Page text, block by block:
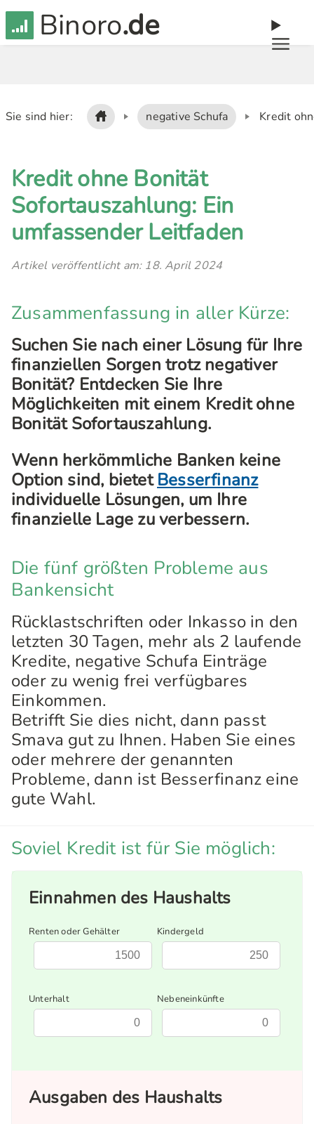
Binoro.de
Sie sind hier: negative Schufa Kredit
Kredit ohne Bonität
Sofortauszahlung: Ein
umfassender Leitfaden
Artikel veröffentlicht am: 18. April 2024
Zusammenfassung in aller Kürze:
Suchen Sie nach einer Lösung für Ihre
finanziellen Sorgen trotz negativer
Bonität? Entdecken Sie Ihre
Möglichkeiten mit einem Kredit ohne
Bonität Sofortauszahlung.
Wenn herkömmliche Banken keine
Option sind, bietetBesserfinanz
individuelle Lösungen, um Ihre
finanzielle Lage zu verbessern.
Die fünf größten Probleme aus
Bankensicht
Rücklastschriften oder Inkasso in den
letzten 30 Tagen, mehr als 2 laufende
Kredite, negative Schufa Einträge
oder zu wenig frei verfügbares
Einkommen.
Betrifft Sie dies nicht, dann passt
Smava gut zu Ihnen. Haben Sie eines
oder mehrere der genannten
Probleme, dann ist Besserfinanz eine
gute Wahl.
Soviel Kredit ist für Sie möglich:
Einnahmen des Haushalts
Renten oder Gehälter Kindergeld
Unterhalt Nebeneinkünfte
Ausgaben des Haushalts